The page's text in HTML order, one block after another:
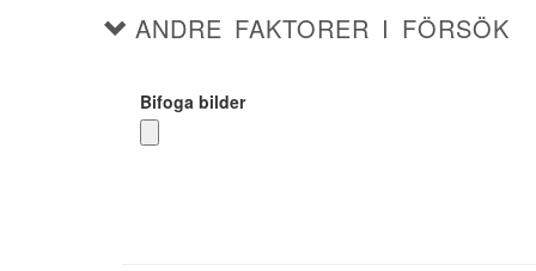
ANDRE FAKTORER I FÖRSÖK
Bifoga bilder